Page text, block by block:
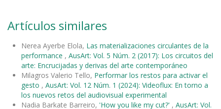
Artículos similares
Nerea Ayerbe Elola, Las materializaciones circulantes de la
performance , AusArt: Vol. 5 Núm. 2 (2017): Los circuitos del
arte: Encrucijadas y derivas del arte contemporáneo
Milagros Valerio Tello, Performar los restos para activar el
gesto , AusArt: Vol. 12 Núm. 1 (2024): Videoflux: En torno a
los nuevos retos del audiovisual experimental
Nadia Barkate Barreiro, 'How you like my cut?' , AusArt: Vol.